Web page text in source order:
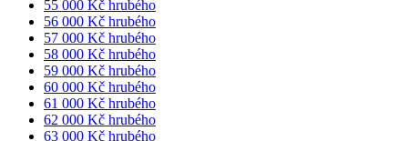
55 000 Kč hrubého
56 000 Kč hrubého
57 000 Kč hrubého
58 000 Kč hrubého
59 000 Kč hrubého
60 000 Kč hrubého
61 000 Kč hrubého
62 000 Kč hrubého
63 000 Kč hrubého